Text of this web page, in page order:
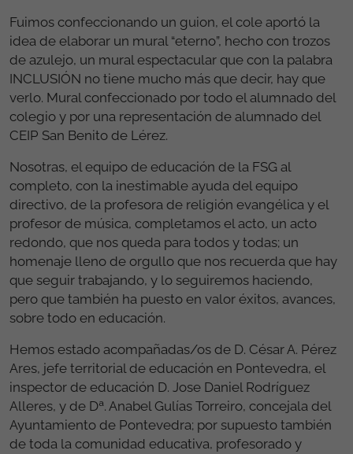
Fuimos confeccionando un guion, el cole aportó la
idea de elaborar un mural “eterno”, hecho con trozos
de azulejo, un mural espectacular que con la palabra
INCLUSIÓN no tiene mucho más que decir, hay que
verlo. Mural confeccionado por todo el alumnado del
colegio y por una representación de alumnado del
CEIP San Benito de Lérez.
Nosotras, el equipo de educación de la FSG al
completo, con la inestimable ayuda del equipo
directivo, de la profesora de religión evangélica y el
profesor de música, completamos el acto, un acto
redondo, que nos queda para todos y todas; un
homenaje lleno de orgullo que nos recuerda que hay
que seguir trabajando, y lo seguiremos haciendo,
pero que también ha puesto en valor éxitos, avances,
sobre todo en educación.
Hemos estado acompañadas/os de D. César A. Pérez
Ares, jefe territorial de educación en Pontevedra, el
inspector de educación D. Jose Daniel Rodríguez
Alleres, y de Dª. Anabel Gulías Torreiro, concejala del
Ayuntamiento de Pontevedra; por supuesto también
de toda la comunidad educativa, profesorado y